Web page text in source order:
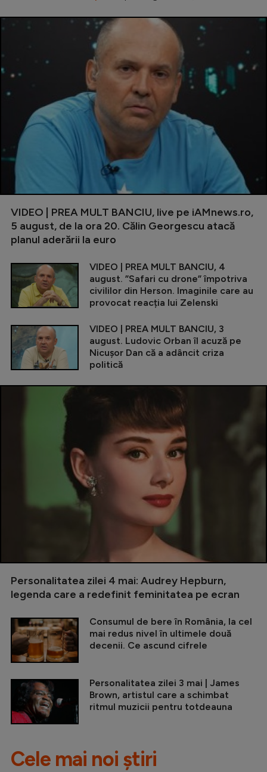
VIDEO | PREA MULT BANCIU, live pe iAMnews.ro,
5 august, de la ora 20. Călin Georgescu atacă
planul aderării la euro
VIDEO | PREA MULT BANCIU, 4
august. ”Safari cu drone” împotriva
civililor din Herson. Imaginile care au
provocat reacția lui Zelenski
VIDEO | PREA MULT BANCIU, 3
august. Ludovic Orban îl acuză pe
Nicușor Dan că a adâncit criza
politică
Personalitatea zilei 4 mai: Audrey Hepburn,
legenda care a redefinit feminitatea pe ecran
Consumul de bere în România, la cel
mai redus nivel în ultimele două
decenii. Ce ascund cifrele
Personalitatea zilei 3 mai | James
Brown, artistul care a schimbat
ritmul muzicii pentru totdeauna
Cele mai noi știri